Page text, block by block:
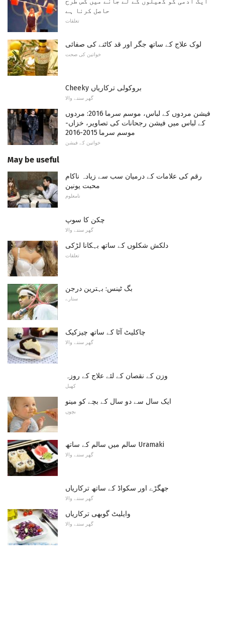
حاصل کرنا ہے
تعلقات
لوک علاج کے ساتھ جگر اور قد کاٹنے کی صفائی
خواتین کی صحت
Cheeky بروکولی ترکاریاں
گھر سننے والا
فیشن مردوں کے لباس، موسم سرما 2016: مردوں
کے لباس میں فیشن رجحانات کی تصاویر، خزاں-
موسم سرما 2015-2016
خواتین کے فیشن
May be useful
رقم کی علامات کے درمیان سب سے زیادہ ناکام
محبت یونین
نامعلوم
چکن کا سوپ
گھر سننے والا
دلکش شکلوں کے ساتھ بہکانا لڑکی
تعلقات
بگ ٹینس: بہترین درجن
ستارے
چاکلیٹ آٹا کے ساتھ چیزکیک
گھر سننے والا
وزن کے نقصان کے لئے علاج کے روزہ
کھیل
ایک سال سے دو سال کے بچے کو مینو
بچوں
سالم میں سالم کے ساتھ Uramaki
گھر سننے والا
جھگڑے اور سکواڈ کے ساتھ ترکاریاں
گھر سننے والا
وایلیٹ گوبھی ترکاریاں
گھر سننے والا